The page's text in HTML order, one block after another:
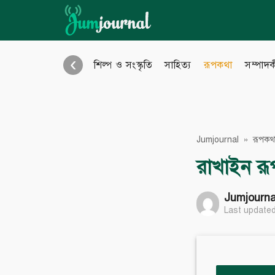
শিল্প ও সংস্কৃতি সাহিত্য রূপকথা
‹
Jumjournal »
রাখাইন
Last